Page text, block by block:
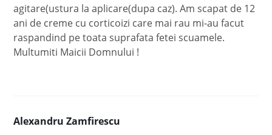
agitare(ustura la aplicare(dupa caz). Am scapat de 12
ani de creme cu corticoizi care mai rau mi-au facut
raspandind pe toata suprafata fetei scuamele.
Multumiti Maicii Domnului !
Alexandru Zamfirescu